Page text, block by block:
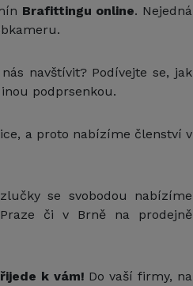
Brafittingu online. Nejedná
navštívit? Podívejte se, jak
podprsenkou.
a proto nabízíme členství v
se svobodou nabízíme
či v Brně na prodejně
k vám! Do vaší firmy, na